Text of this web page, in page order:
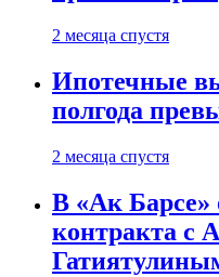
2 месяца спустя
Ипотечные
полгода
2 месяца спустя
В «Ак Барсе»
контракта с